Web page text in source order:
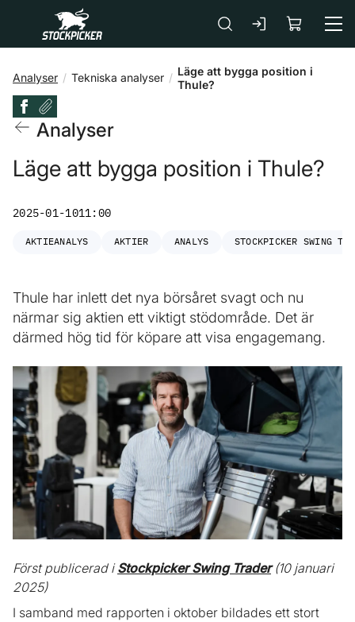
Gå till huvudinnehåll
Analyser Tekniska analyser
Läge att bygga position i
Thule?
Analyser
Läge att bygga position i Thule?
2025-01-1011:00
AKTIEANALYS AKTIER ANALYS STOCKPICKER SWING
Thule har inlett det nya börsåret svagt och nu
närmar sig aktien ett viktigt stödområde. Det är
därmed hög tid för köpare att visa engagemang.
Först publicerad iStockpicker Swing Trader(10 januari
2025)
I samband med rapporten i oktober bildades ett stort